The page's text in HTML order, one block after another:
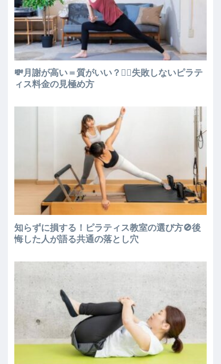
💸月謝が高い＝質がいい？🧘‍♀️失敗しないピラテ
ィス料金の見極め方
知らずに損する！ピラティス教室の選び方🚫後
悔した人が語る共通の落とし穴